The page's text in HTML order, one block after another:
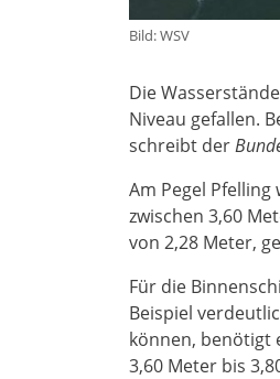
Bild: WSV
Die
Niveau gefallen.
schreibt der
Am Pegel
zwischen 3,60
von 2,28 Meter,
Für die
Beispiel
können, benötigt
3,60 Meter bis